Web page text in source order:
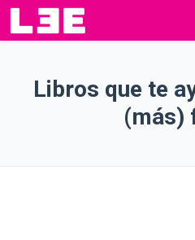
Libros que te
(más)